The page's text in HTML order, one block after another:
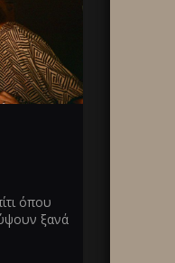
όπου
ξανά